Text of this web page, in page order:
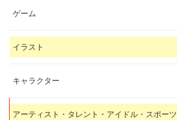
ゲーム
イラスト
キャラクター
アーティスト・タレント・アイドル・スポーツ